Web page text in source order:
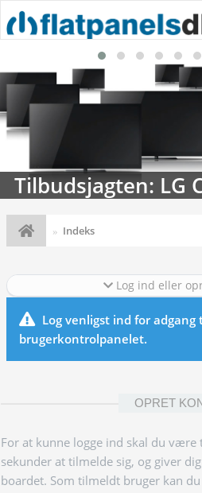
Tilbudsjagten: LG
Indeks
Log ind eller
Log venligst ind for adgang
brugerkontrolpanelet.
OPRET
For at kunne logge ind skal du
sekunder at tilmelde sig, og giver
boardet. Som tilmeldt bruger kan